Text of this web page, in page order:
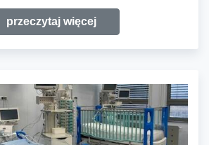
przeczytaj więcej